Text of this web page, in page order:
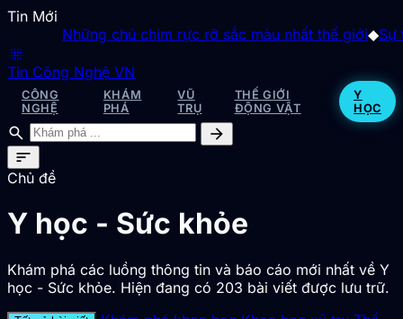
Tin Mới
Những chú chim rực rỡ sắc màu nhất thế giới◆Sự thật
blur_on
Tin Công Nghệ VN
CÔNG
NGHỆ
KHÁM
PHÁ
VŨ
TRỤ
THẾ GIỚI
ĐỘNG VẬT
Y
HỌC
search
arrow_forward
sort
Chủ đề
Y học - Sức khỏe
Khám phá các luồng thông tin và báo cáo mới nhất về Y
học - Sức khỏe. Hiện đang có 203 bài viết được lưu trữ.